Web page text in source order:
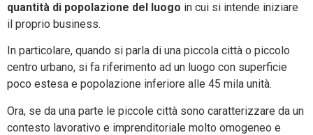
quantità di popolazione del luogo in cui si intende iniziare
il proprio business.
In particolare, quando si parla di una piccola città o piccolo
centro urbano, si fa riferimento ad un luogo con superficie
poco estesa e popolazione inferiore alle 45 mila unità.
Ora, se da una parte le piccole città sono caratterizzare da un
contesto lavorativo e imprenditoriale molto omogeneo e